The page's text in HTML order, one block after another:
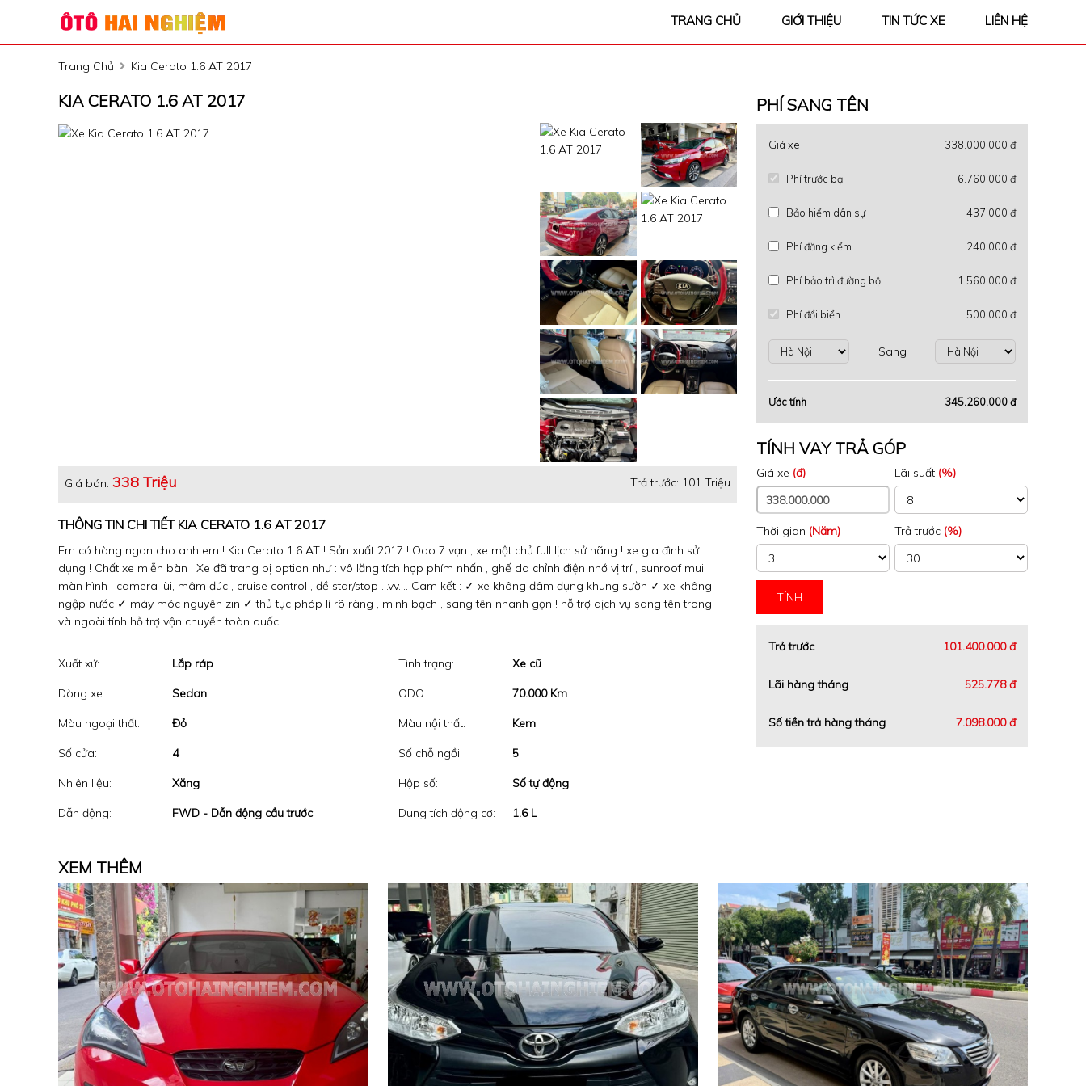
TRANG CHỦ GIỚI THIỆU TIN TỨC XE LIÊN HỆ
Trang Chủ Kia Cerato 1.6 AT 2017
KIA CERATO 1.6 AT 2017
Giá bán:338 Triệu Trả trước: 101 Triệu
THÔNG TIN CHI TIẾT KIA CERATO 1.6 AT 2017
Em có hàng ngon cho anh em ! Kia Cerato 1.6 AT ! Sản xuất 2017 ! Odo 7 vạn , xe một chủ full lịch sử hãng ! xe gia đình sử
dụng ! Chất xe miễn bàn ! Xe đã trang bị option như : vô lăng tích hợp phím nhấn , ghế da chỉnh điện nhớ vị trí , sunroof mui,
màn hình , camera lùi, mâm đúc , cruise control , đề star/stop …vv…. Cam kết : ✓ xe không đâm đụng khung sườn ✓ xe không
ngập nước ✓ máy móc nguyên zin ✓ thủ tục pháp lí rõ ràng , minh bạch , sang tên nhanh gọn ! hỗ trợ dịch vụ sang tên trong
và ngoài tỉnh hỗ trợ vận chuyển toàn quốc
Xuất xứ: Lắp ráp Tình trạng: Xe cũ
Dòng xe: Sedan ODO: 70.000 Km
Màu ngoại thất: Đỏ Màu nội thất: Kem
Số cửa: 4 Số chỗ ngồi: 5
Nhiên liệu: Xăng Hộp số: Số tự động
Dẫn động: FWD - Dẫn động cầu trước Dung tích động cơ: 1.6 L
PHÍ SANG TÊN
Giá xe 338.000.000 đ
Phí trước bạ 6.760.000 đ
Bảo hiểm dân sự 437.000 đ
Phí đăng kiểm 240.000 đ
Phí bảo trì đường bộ 1.560.000 đ
Phí đổi biển 500.000 đ
Sang
Ước tính 345.260.000 đ
TÍNH VAY TRẢ GÓP
Giá xe (đ) Lãi suất (%)
Thời gian (Năm) Trả trước (%)
TÍNH
Trả trước 101.400.000 đ
Lãi hàng tháng 525.778 đ
Số tiền trả hàng tháng 7.098.000 đ
XEM THÊM